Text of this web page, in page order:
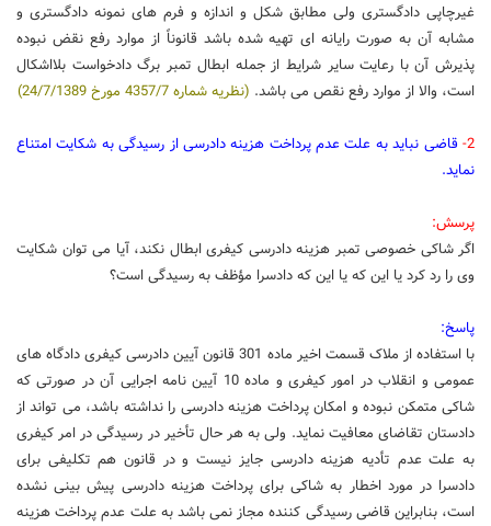
غیرچاپی دادگستری ولی مطابق شکل و اندازه و فرم های نمونه دادگستری و
مشابه آن به صورت رایانه ای تهیه شده باشد قانوناً از موارد رفع نقض نبوده
پذیرش آن با رعایت سایر شرایط از جمله ابطال تمبر برگ دادخواست بلااشکال
است، والا از موارد رفع نقص می باشد. (نظریه شماره 4357/7 مورخ 24/7/1389)
2- قاضی نباید به علت عدم پرداخت هزینه دادرسی از رسیدگی به شکایت امتناع
نماید.
پرسش:
اگر شاکی خصوصی تمبر هزینه دادرسی کیفری ابطال نکند، آیا می توان شکایت
وی را رد کرد یا این که یا این که دادسرا مؤظف به رسیدگی است؟
پاسخ:
با استفاده از ملاک قسمت اخیر ماده 301 قانون آیین دادرسی کیفری دادگاه های
عمومی و انقلاب در امور کیفری و ماده 10 آیین نامه اجرایی آن در صورتی که
شاکی متمکن نبوده و امکان پرداخت هزینه دادرسی را نداشته باشد، می تواند از
دادستان تقاضای معافیت نماید. ولی به هر حال تأخیر در رسیدگی در امر کیفری
به علت عدم تأدیه هزینه دادرسی جایز نیست و در قانون هم تکلیفی برای
دادسرا در مورد اخطار به شاکی برای پرداخت هزینه دادرسی پیش بینی نشده
است، بنابراین قاضی رسیدگی کننده مجاز نمی باشد به علت عدم پرداخت هزینه